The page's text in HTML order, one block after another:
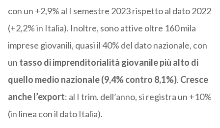
con un +2,9% al I semestre 2023 rispetto al dato 2022
(+2,2% in Italia). Inoltre, sono attive oltre 160 mila
imprese giovanili, quasi il 40% del dato nazionale, con
un tasso di imprenditorialità giovanile più alto di
quello medio nazionale (9,4% contro 8,1%). Cresce
anche l’export: al I trim. dell’anno, si registra un +10%
(in linea con il dato Italia).